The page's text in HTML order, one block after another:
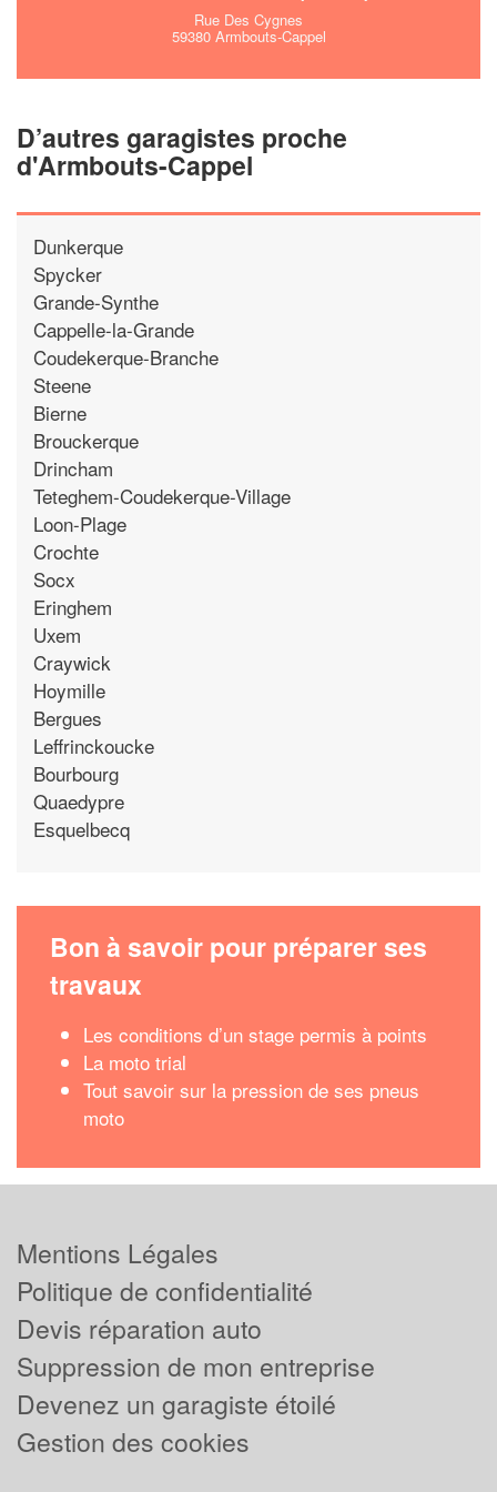
Rue Des Cygnes
59380 Armbouts-Cappel
D’autres garagistes proche
d'Armbouts-Cappel
Dunkerque
Spycker
Grande-Synthe
Cappelle-la-Grande
Coudekerque-Branche
Steene
Bierne
Brouckerque
Drincham
Teteghem-Coudekerque-Village
Loon-Plage
Crochte
Socx
Eringhem
Uxem
Craywick
Hoymille
Bergues
Leffrinckoucke
Bourbourg
Quaedypre
Esquelbecq
Bon à savoir pour préparer ses
travaux
Les conditions d’un stage permis à points
La moto trial
Tout savoir sur la pression de ses pneus
moto
Mentions Légales
Politique de confidentialité
Devis réparation auto
Suppression de mon entreprise
Devenez un garagiste étoilé
Gestion des cookies